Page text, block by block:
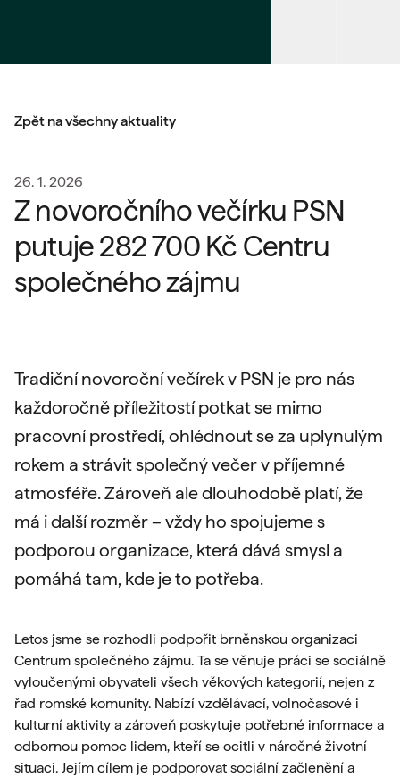
Zpět na všechny aktuality
26. 1. 2026
Z novoročního večírku PSN
putuje 282 700 Kč Centru
společného zájmu
Tradiční novoroční večírek v PSN je pro nás
každoročně příležitostí potkat se mimo
pracovní prostředí, ohlédnout se za uplynulým
rokem a strávit společný večer v příjemné
atmosféře. Zároveň ale dlouhodobě platí, že
má i další rozměr – vždy ho spojujeme s
podporou organizace, která dává smysl a
pomáhá tam, kde je to potřeba.
Letos jsme se rozhodli podpořit brněnskou organizaci
Centrum společného zájmu. Ta se věnuje práci se sociálně
vyloučenými obyvateli všech věkových kategorií, nejen z
řad romské komunity. Nabízí vzdělávací, volnočasové i
kulturní aktivity a zároveň poskytuje potřebné informace a
odbornou pomoc lidem, kteří se ocitli v náročné životní
situaci. Jejím cílem je podporovat sociální začlenění a